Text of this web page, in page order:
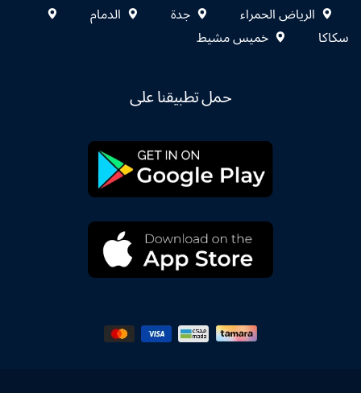
الرياض الحمراء جدة
الدمام
سكاكا
خميس مشيط
حمل تطبيقنا على